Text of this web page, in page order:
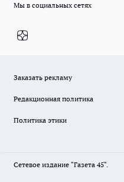
Мы в социальных сетях
Заказать рекламу
Редакционная политика
Политика этики
Сетевое издание "Газета 45".